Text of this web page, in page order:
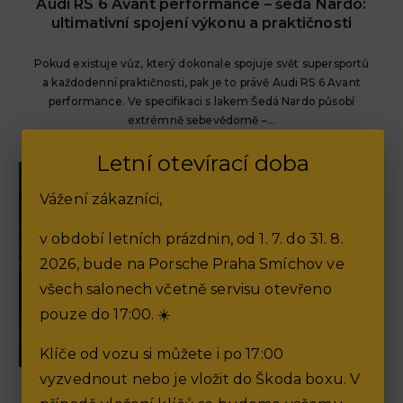
Audi RS 6 Avant performance – šedá Nardo:
ultimativní spojení výkonu a praktičnosti
Pokud existuje vůz, který dokonale spojuje svět supersportů
a každodenní praktičnosti, pak je to právě Audi RS 6 Avant
performance. Ve specifikaci s lakem Šedá Nardo působí
extrémně sebevědomě –...
Letní otevírací doba
Vážení zákazníci,
v období letních prázdnin, od 1. 7. do 31. 8.
2026, bude na Porsche Praha Smíchov ve
všech salonech včetně servisu otevřeno
pouze do 17:00. ☀️
Klíče od vozu si můžete i po 17:00
vyzvednout nebo je vložit do Škoda boxu. V